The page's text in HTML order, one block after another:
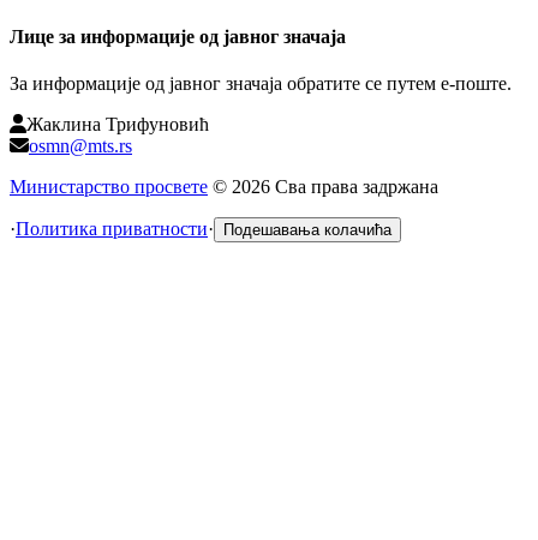
Лице за информације од јавног значаја
За информације од јавног значаја обратите се путем е-поште.
Жаклина Трифуновић
osmn@mts.rs
Министарство просвете © 2026 Сва права задржана
·Политика приватности· Подешавања колачића